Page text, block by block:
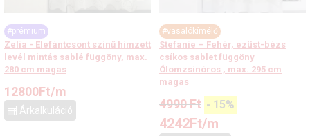
#prémium
Zelia - Elefántcsont színű hímzett
levél mintás sablé függöny, max.
280 cm magas
12800Ft/m
Árkalkuláció
#vasalókímélő
Stefanie – Fehér, ezüst-bézs
csíkos sablet függöny
Ólomzsinóros , max. 295 cm
magas
4990Ft - 15%
4242Ft/m